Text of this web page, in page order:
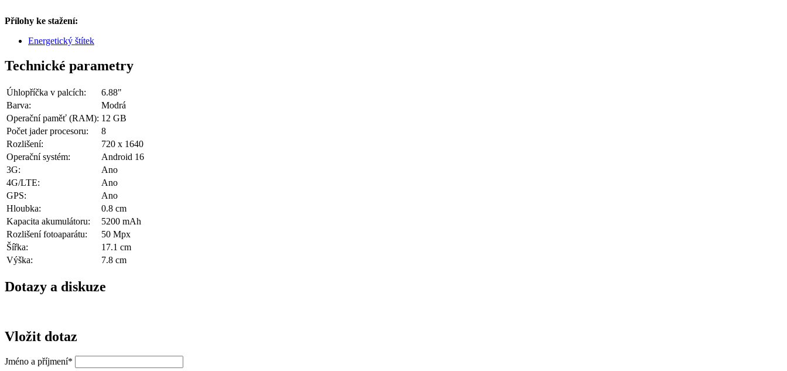
Přílohy ke stažení:
Energetický štítek
Technické parametry
Úhlopříčka v palcích:
6.88"
Barva:
Modrá
Operační paměť (RAM): 12 GB
Počet jader procesoru:
8
Rozlišení:
720 x 1640
Operační systém:
Android 16
3G:
Ano
4G/LTE:
Ano
GPS:
Ano
Hloubka:
0.8 cm
Kapacita akumulátoru:
5200 mAh
Rozlišení fotoaparátu:
50 Mpx
Šířka:
17.1 cm
Výška:
7.8 cm
Dotazy a diskuze
Vložit dotaz
Jméno a příjmení*